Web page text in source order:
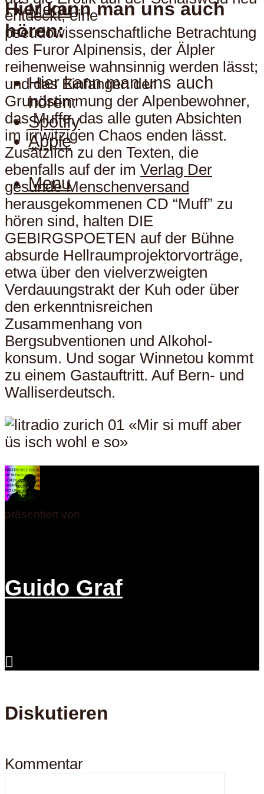
Menu
Hier kann man uns auch
hören:
Hier kann man uns auch
hören:
Spotify
Apple
Menu
entdeckt; eine
pseudowissenschaftliche Betrachtung
des Furor Alpinensis, der Älpler
reihenweise wahnsinnig werden lässt;
und das Einfangen der
Grundstimmung der Alpenbewohner,
das Muffe, das alle guten Absichten
im irrwitzigen Chaos enden lässt.
Zusätzlich zu den Texten, die
ebenfalls auf der im Verlag Der
gesunde Menschenversand
herausgekommenen CD “Muff” zu
hören sind, halten DIE
GEBIRGSPOETEN auf der Bühne
absurde Hellraumprojektorvorträge,
etwa über den vielverzweigten
Verdauungstrakt der Kuh oder über
den erkenntnisreichen
Zusammenhang von
Bergsubventionen und Alkohol-
konsum. Und sogar Winnetou kommt
zu einem Gastauftritt. Auf Bern- und
Walliserdeutsch.
präsentiert von
Guido Graf
Diskutieren
Kommentar